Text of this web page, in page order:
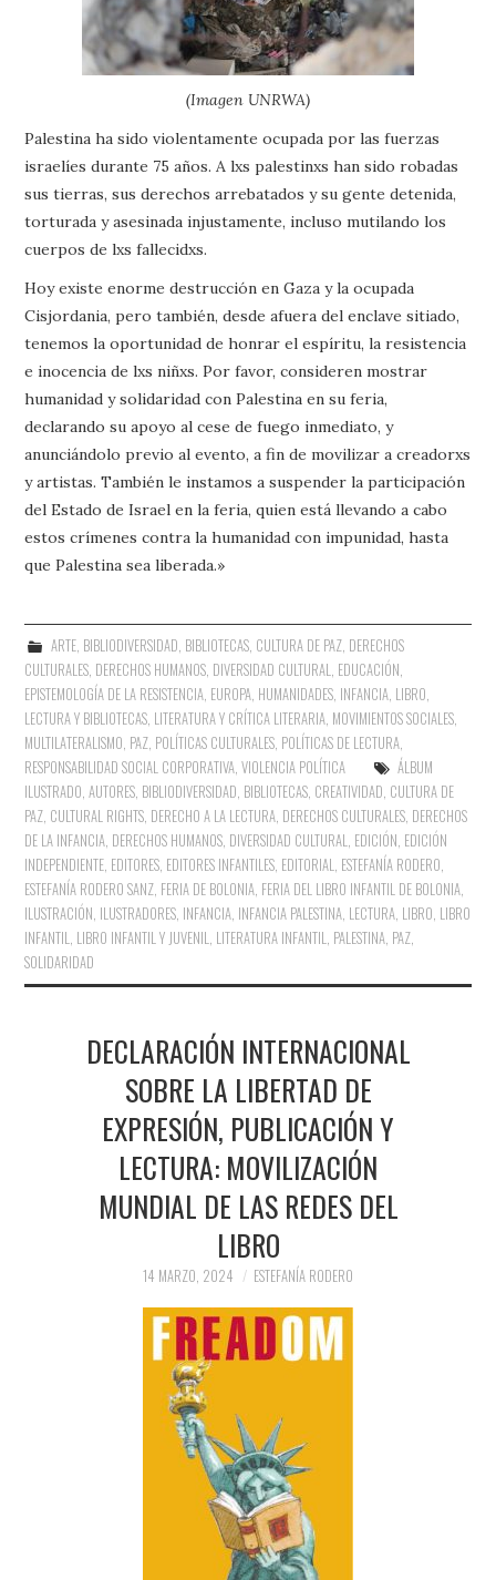
(Imagen UNRWA)
Palestina ha sido violentamente ocupada por las fuerzas
israelíes durante 75 años. A lxs palestinxs han sido robadas
sus tierras, sus derechos arrebatados y su gente detenida,
torturada y asesinada injustamente, incluso mutilando los
cuerpos de lxs fallecidxs.
Hoy existe enorme destrucción en Gaza y la ocupada
Cisjordania, pero también, desde afuera del enclave sitiado,
tenemos la oportunidad de honrar el espíritu, la resistencia
e inocencia de lxs niñxs. Por favor, consideren mostrar
humanidad y solidaridad con Palestina en su feria,
declarando su apoyo al cese de fuego inmediato, y
anunciándolo previo al evento, a fin de movilizar a creadorxs
y artistas. También le instamos a suspender la participación
del Estado de Israel en la feria, quien está llevando a cabo
estos crímenes contra la humanidad con impunidad, hasta
que Palestina sea liberada.»
ARTE, BIBLIODIVERSIDAD BIBLIOTECAS, CULTURA DE PAZ, DERECHOS
CULTURALES DERECHOS HUMANOS DIVERSIDAD CULTURAL EDUCACIÓN
EPISTEMOLOGÍA DE LA RESISTENCIA EUROPA HUMANIDADES INFANCIA LIBRO,
LECTURA Y BIBLIOTECAS LITERATURA Y CRÍTICA LITERARIA MOVIMIENTOS SOCIALES
MULTILATERALISMO PAZ POLÍTICAS CULTURALES POLÍTICAS DE LECTURA
RESPONSABILIDAD SOCIAL CORPORATIVA ,VIOLENCIA POLÍTICA
ÁLBUM
ILUSTRADO ,AUTORES BIBLIODIVERSIDAD BIBLIOTECAS CREATIVIDAD CULTURA DE
PAZ CULTURAL RIGHTS DERECHO A LA LECTURA DERECHOS CULTURALES DERECHOS
DE LA INFANCIA DERECHOS HUMANOS DIVERSIDAD CULTURAL EDICIÓN EDICIÓN
INDEPENDIENTE EDITORES EDITORES INFANTILES EDITORIAL ESTEFANÍA RODERO
ESTEFANÍA RODERO SANZ FERIA DE BOLONIA FERIA DEL LIBRO INFANTIL DE BOLONIA
ILUSTRACIÓN ILUSTRADORES INFANCIA INFANCIA PALESTINA LECTURA LIBRO LIBRO
INFANTIL LIBRO INFANTIL Y JUVENIL LITERATURA INFANTIL PALESTINA PAZ
SOLIDARIDAD
DECLARACIÓN INTERNACIONAL
SOBRE LA LIBERTAD DE
EXPRESIÓN, PUBLICACIÓN Y
LECTURA: MOVILIZACIÓN
MUNDIAL DE LAS REDES DEL
LIBRO
14 MARZO, 2024 ESTEFANÍA RODERO